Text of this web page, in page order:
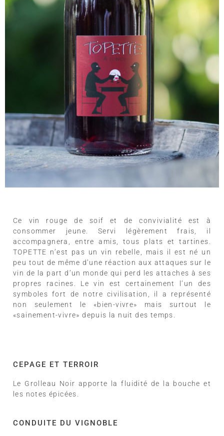
Ce vin rouge de soif et de convivialité est à
consommer jeune. Servi légèrement frais, il
accompagnera, entre amis, tous plats et tartines.
TOPETTE n’est pas un vin rebelle, mais il est né un
peu tout de même d’une réaction aux attaques sur le
vin de la part d’un monde qui perd les attaches à ses
propres racines. Le vin est certainement l’un des
symboles fort de notre civilisation, il a représenté
non seulement le «bien-vivre» mais surtout le
«sainement-vivre» depuis la nuit des temps.
CEPAGE ET TERROIR
Le Grolleau Noir apporte la fluidité de la bouche et
les notes épicées.
CONDUITE DU VIGNOBLE